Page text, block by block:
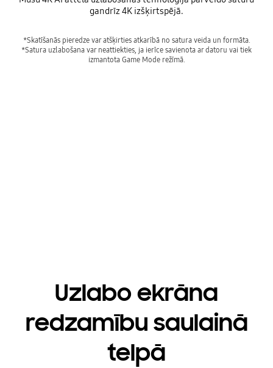
gandrīz 4K izšķirtspējā.
*Skatīšanās pieredze var atšķirties atkarībā no satura veida un formāta.
*Satura uzlabošana var neattiekties, ja ierīce savienota ar datoru vai tiek
izmantota Game Mode režīmā.
Uzlabo ekrāna
redzamību saulainā
telpā